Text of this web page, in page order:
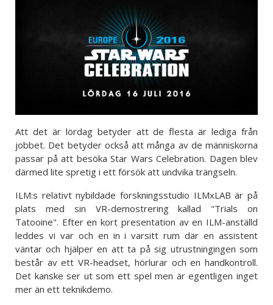
Att det är lördag betyder att de flesta är lediga från
jobbet. Det betyder också att många av de människorna
passar på att besöka Star Wars Celebration. Dagen blev
därmed lite spretig i ett försök att undvika trängseln.
ILM:s relativt nybildade forskningsstudio ILMxLAB är på
plats med sin VR-demostrering kallad "Trials on
Tatooine". Efter en kort presentation av en ILM-anställd
leddes vi var och en in i varsitt rum där en assistent
väntar och hjälper en att ta på sig utrustningingen som
består av ett VR-headset, hörlurar och en handkontroll.
Det kanske ser ut som ett spel men är egentligen inget
mer än ett teknikdemo.